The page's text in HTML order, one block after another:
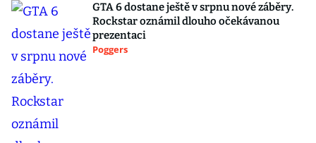
GTA 6 dostane ještě v srpnu nové záběry.
Rockstar oznámil dlouho očekávanou
prezentaci
Poggers